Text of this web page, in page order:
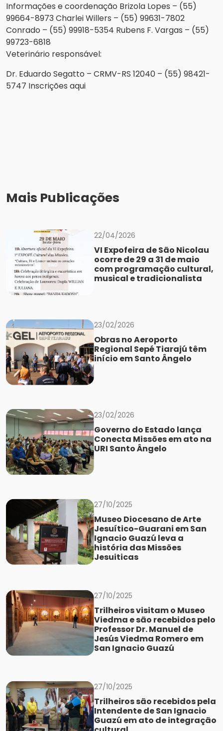
Informações e coordenação Brizola Lopes – (55)
99664-8973 Charlei Willers – (55) 99631-7802
Conrado – (55) 99918-5354 Rubens F. Vargas – (55)
99723-6818
Veterinário responsável:
Dr. Eduardo Segatto – CRMV-RS 12040 – (55) 98421-
5747 Inscrições aqui
Mais Publicações
22/04/2026
VI Expofeira de São Nicolau
ocorre de 29 a 31 de maio
com programação cultural,
musical e tradicionalista
23/02/2026
Obras no Aeroporto
Regional Sepé Tiarajú têm
início em Santo Ângelo
23/02/2026
Governo do Estado lança
Conecta Missões em ato na
URI Santo Ângelo
27/10/2025
Museo Diocesano de Arte
Jesuítico-Guarani em San
Ignacio Guazú leva a
história das Missões
Jesuiticas
27/10/2025
Trilheiros visitam o Museo
Viedma e são recebidos pelo
Professor Dr. Manuel de
Jesús Viedma Romero em
San Ignacio Guazú
27/10/2025
Trilheiros são recebidos pela
Intendente de San Ignacio
Guazú em ato de integração